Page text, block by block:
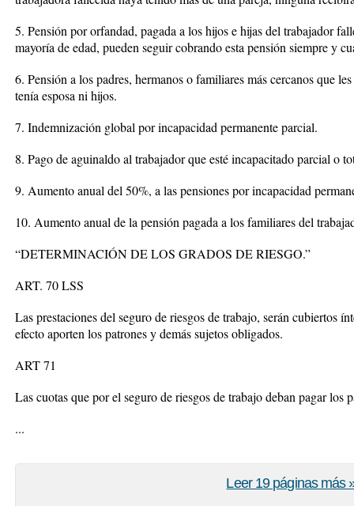
5. Pensión por orfandad, pagada a los hijos e hijas del trabajador
mayoría de edad, pueden seguir cobrando esta pensión siempre y
6. Pensión a los padres, hermanos o familiares más cercanos que
tenía esposa ni hijos.
7. Indemnización global por incapacidad permanente parcial.
8. Pago de aguinaldo al trabajador que esté incapacitado parcial o
9. Aumento anual del 50%, a las pensiones por incapacidad
10. Aumento anual de la pensión pagada a los familiares del
“DETERMINACIÓN DE LOS GRADOS DE RIESGO.”
ART. 70 LSS
Las prestaciones del seguro de riesgos de trabajo, serán cubiertos
efecto aporten los patrones y demás sujetos obligados.
ART 71
Las cuotas que por el seguro de riesgos de trabajo deban pagar los
...
Leer 19 páginas más